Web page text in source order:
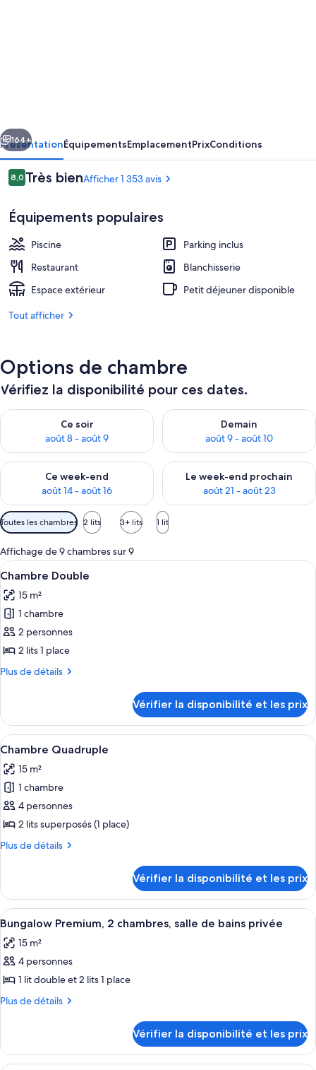
Sable blanc, planche à voile, kayak
Suivant
164+
PrésentationÉquipementsEmplacementPrixConditions
Avis
voyageurs
8,08,0 sur 10
Très bienAfficher 1 353 avis
Équipements populaires
Piscine
Parking inclus
Restaurant
Blanchisserie
Espace extérieur
Petit déjeuner disponible
Tout afficher
Options de chambre
Vérifiez la disponibilité pour ces dates.
Ce soir
août 8 - août 9
Vérifier la disponibilité pour ce soir août 8 - août 9
Demain
août 9 - août 10
Vérifier la disponibilité pour
Ce week-end
août 14 - août 16
Vérifier la disponibilité pour ce week-end août 14 - août 16
Le week-end prochain
août 21 - août 23
Vérifier la disponibilité pour
Filtres
disponibles
pour
les
chambres
Toutes les chambres 2 lits 3+ lits 1 lit
Affichage de 9 chambres sur 9
Afficher
toutes
les
photos
pour
ce
type
Chambre
Double
Une pièce dotée d’une porte-
5
Chambre Double
15 m²
1 chambre
2 personnes
2 lits 1 place
Plus de détails
Plus
le
type
de
Chambre
Double
Vérifier la disponibilité et les prix
Afficher
toutes
les
photos
pour
ce
type
Chambre
Quadruple
Une chambre avec un lit
5
Chambre Quadruple
15 m²
1 chambre
4 personnes
2 lits superposés (1 place)
Plus de détails
Plus
le
type
de
chambre
Chambre
Quadruple
Vérifier la disponibilité et les prix
Afficher
toutes
les
photos
pour
ce
chambre :
Bungalow
Une chambre d’hôtel avec un lit,
14
Bungalow Premium, 2 chambres, salle de bains privée
15 m²
4 personnes
1 lit double et 2 lits 1 place
Plus de détails
Plus
le
type
Vérifier la disponibilité et les prix